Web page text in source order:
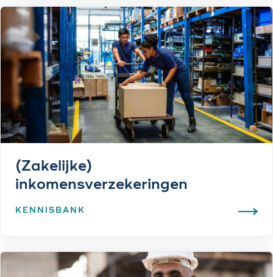
(Zakelijke)
inkomensverzekeringen
KENNISBANK